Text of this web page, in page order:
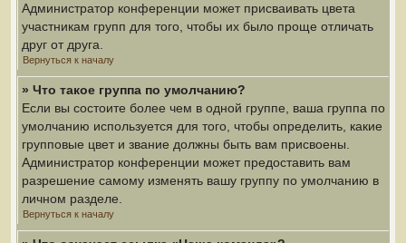
Администратор конференции может присваивать цвета
участникам групп для того, чтобы их было проще отличать
друг от друга.
Вернуться к началу
» Что такое группа по умолчанию?
Если вы состоите более чем в одной группе, ваша группа по
умолчанию используется для того, чтобы определить, какие
групповые цвет и звание должны быть вам присвоены.
Администратор конференции может предоставить вам
разрешение самому изменять вашу группу по умолчанию в
личном разделе.
Вернуться к началу